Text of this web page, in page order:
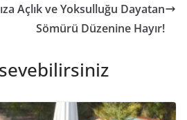
Açlık ve Yoksulluğu Dayatan
Sömürü Düzenine Hayır!